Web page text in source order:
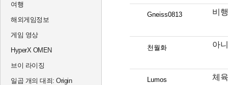
여행
해외게임정보
게임 영상
HyperX OMEN
브이 라이징
일곱 개의 대죄: Origin
Gneiss0813 비
천월화 아
Lumos 체